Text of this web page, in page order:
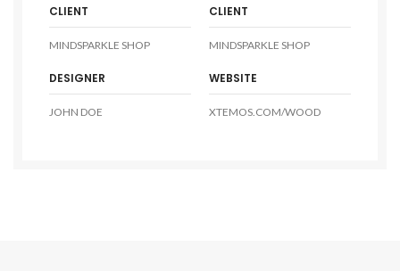
CLIENT
MINDSPARKLE SHOP
CLIENT
MINDSPARKLE SHOP
DESIGNER
JOHN DOE
WEBSITE
XTEMOS.COM/WOOD